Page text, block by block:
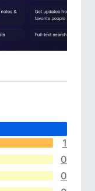
1
0
0